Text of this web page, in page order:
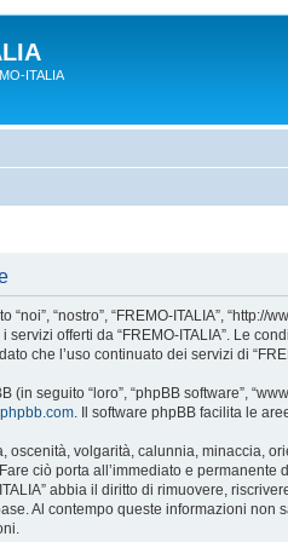
ITALIA
“noi”, “nostro”, “FREMO-ITALIA”,
servizi offerti da “FREMO-ITALIA”. Le
che l’uso continuato dei servizi di
(in seguito “loro”, “phpBB software”,
. Il software phpBB facilita le
oscenità, volgarità, calunnia, minaccia,
ciò porta all’immediato e
abbia il diritto di rimuovere,
Al contempo queste informazioni